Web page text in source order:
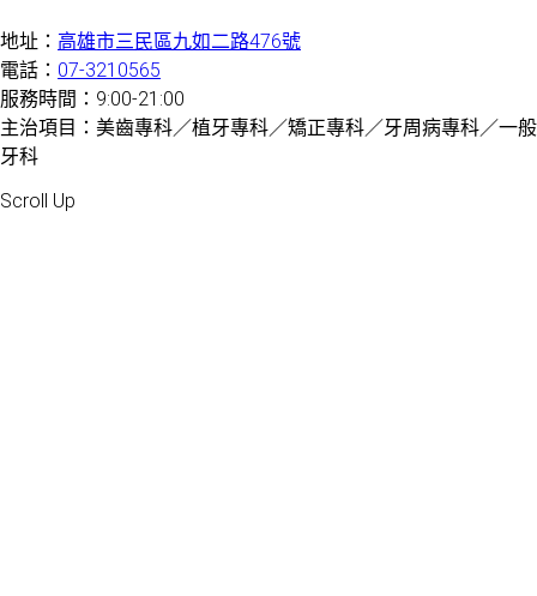
地址： 高雄市三民區九如二路476號
電話： 07-3210565
服務時間：9:00-21:00
主治項目：美齒專科／植牙專科／矯正專科／牙周病專科／一般
牙科
Scroll Up